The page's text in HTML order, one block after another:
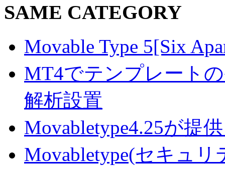
SAME CATEGORY
Movable Type 5[Six
MT4でテンプレート
解析設置
Movabletype4.25が提
Movabletype(セキュ